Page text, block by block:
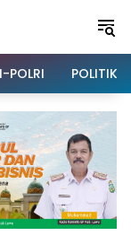
POLRI POLITIK